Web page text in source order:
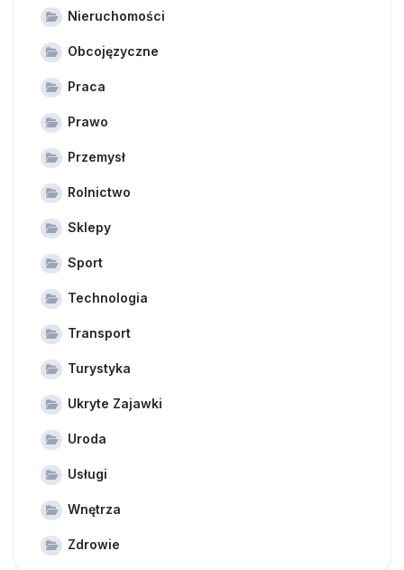
Nieruchomości
Obcojęzyczne
Praca
Prawo
Przemysł
Rolnictwo
Sklepy
Sport
Technologia
Transport
Turystyka
Ukryte Zajawki
Uroda
Usługi
Wnętrza
Zdrowie